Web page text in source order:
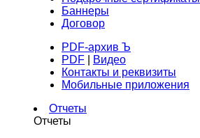
Баннеры
Договор
PDF-архив Ъ
PDF
Видео
Контакты и реквизиты
Мобильные приложения
Отчеты
Отчеты